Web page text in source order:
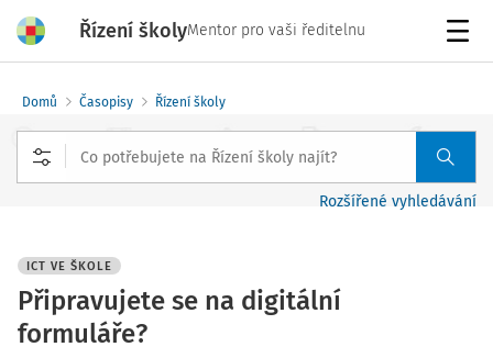
Řízení školyMentor pro vaši ředitelnu
Domů Časopisy Řízení školy
Rozšířené vyhledávání
ICT VE ŠKOLE
Připravujete se na digitální
formuláře?